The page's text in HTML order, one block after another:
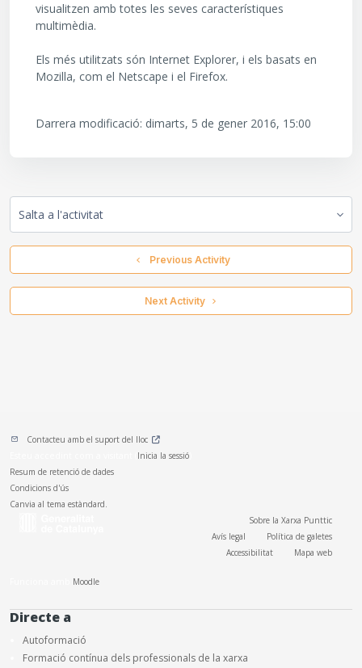
visualitzen amb totes les seves característiques
multimèdia.
Els més utilitzats són Internet Explorer, i els basats en
Mozilla, com el Netscape i el Firefox.
Darrera modificació: dimarts, 5 de gener 2016, 15:00
  Previous Activity
Next Activity
Contacteu amb el suport del lloc
Inicia la sessió
Resum de retenció de dades
Condicions d'ús
Canvia al tema estàndard.
Sobre la Xarxa Punttic
Avís legal
Política de galetes
Accessibilitat
Mapa web
Moodle
Directe a
Autoformació
Formació contínua dels professionals de la xarxa